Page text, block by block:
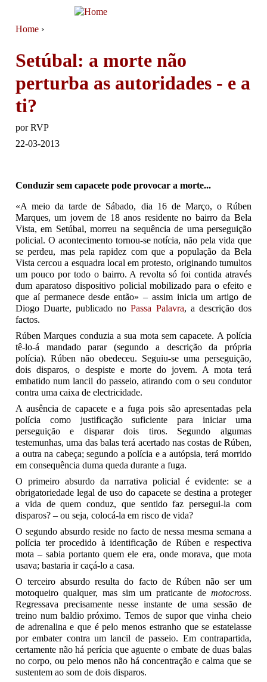
You are here
Home ›
Setúbal: a morte não
perturba as autoridades - e a
ti?
porRVP
22-03-2013
Conduzir sem capacete pode provocar a morte...
«A meio da tarde de Sábado, dia 16 de Março, o Rúben
Marques, um jovem de 18 anos residente no bairro da Bela
Vista, em Setúbal, morreu na sequência de uma perseguição
policial. O acontecimento tornou-se notícia, não pela vida que
se perdeu, mas pela rapidez com que a população da Bela
Vista cercou a esquadra local em protesto, originando tumultos
um pouco por todo o bairro. A revolta só foi contida através
dum aparatoso dispositivo policial mobilizado para o efeito e
que aí permanece desde então» – assim inicia um artigo de
Diogo Duarte, publicado noPassa Palavra, a descrição dos
factos.
Rúben Marques conduzia a sua mota sem capacete. A polícia
tê-lo-á mandado parar (segundo a descrição da própria
polícia). Rúben não obedeceu. Seguiu-se uma perseguição,
dois disparos, o despiste e morte do jovem. A mota terá
embatido num lancil do passeio, atirando com o seu condutor
contra uma caixa de electricidade.
A ausência de capacete e a fuga pois são apresentadas pela
polícia como justificação suficiente para iniciar uma
perseguição e disparar dois tiros. Segundo algumas
testemunhas, uma das balas terá acertado nas costas de Rúben,
a outra na cabeça; segundo a polícia e a autópsia, terá morrido
em consequência duma queda durante a fuga.
O primeiro absurdo da narrativa policial é evidente: se a
obrigatoriedade legal de uso do capacete se destina a proteger
a vida de quem conduz, que sentido faz persegui-la com
disparos? – ou seja, colocá-la em risco de vida?
O segundo absurdo reside no facto de nessa mesma semana a
polícia ter procedido à identificação de Rúben e respectiva
mota – sabia portanto quem ele era, onde morava, que mota
usava; bastaria ir caçá-lo a casa.
O terceiro absurdo resulta do facto de Rúben não ser um
motoqueiro qualquer, mas sim um praticante de motocross.
Regressava precisamente nesse instante de uma sessão de
treino num baldio próximo. Temos de supor que vinha cheio
de adrenalina e que é pelo menos estranho que se estatelasse
por embater contra um lancil de passeio. Em contrapartida,
certamente não há perícia que aguente o embate de duas balas
no corpo, ou pelo menos não há concentração e calma que se
sustentem ao som de dois disparos.